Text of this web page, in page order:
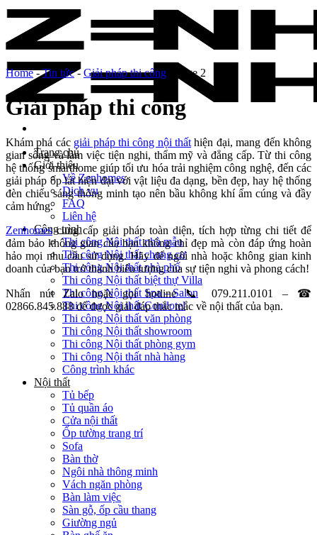
Skip
content
Trang chủ
Giới thiệu
Về Zenhomes
Dịch vụ
FAQ
Liên hệ
Công trình
Thi công Nội thất nhà mẫu
Thi công Nội thất chung cư
Thi công Nội thất nhà phố
Thi công Nội thất biệt thự Villa
Thi công Nội thất Spa – Salon
Thi công Nội thất Condotel
Thi công Nội thất văn phòng
Thi công Nội thất showroom
Thi công Nội thất phòng gym
Thi công Nội thất nhà hàng
Công trình khác
Nội thất
Tủ bếp
Tủ quần áo
Cửa nội thất
Ốp tường trang trí
Sofa
Bàn thờ
Ngôi nhà thông minh
Vách ngăn phòng
Bàn làm việc
Sàn gỗ, ốp cầu thang
Giường ngủ
Home-Tin tức-Giải pháp thi công Page 2
Giải pháp thi công
Khám phá các giải pháp thi công nội thất hiện đại, mang đến không
gian sống và làm việc tiện nghi, thẩm mỹ và đẳng cấp. Từ thi công
hệ thống smarthome giúp tối ưu hóa trải nghiệm công nghệ, đến các
giải pháp ốp lát hiện đại với vật liệu đa dạng, bền đẹp, hay hệ thống
đèn chiếu sáng thông minh tạo nên bầu không khí ấm cúng và đầy
cảm hứng.
Zenhomescung cấp giải pháp toàn diện, tích hợp từng chi tiết để
đảm bảo không gian của bạn không chỉ đẹp mà còn đáp ứng hoàn
hảo mọi nhu cầu sử dụng. Hãy để ngôi nhà hoặc không gian kinh
doanh của bạn trở thành biểu tượng của sự tiện nghi và phong cách!
Nhấn nút Zalo hoặc gọi hotline 📞
079.211.0101 – ☎
02866.845.888 để được giải đáp thắc mắc về nội thất của bạn.